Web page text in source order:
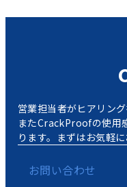
営業担当者がヒアリン
またCrackProofの使用
ります。 まずはお気軽
お問い合わせ